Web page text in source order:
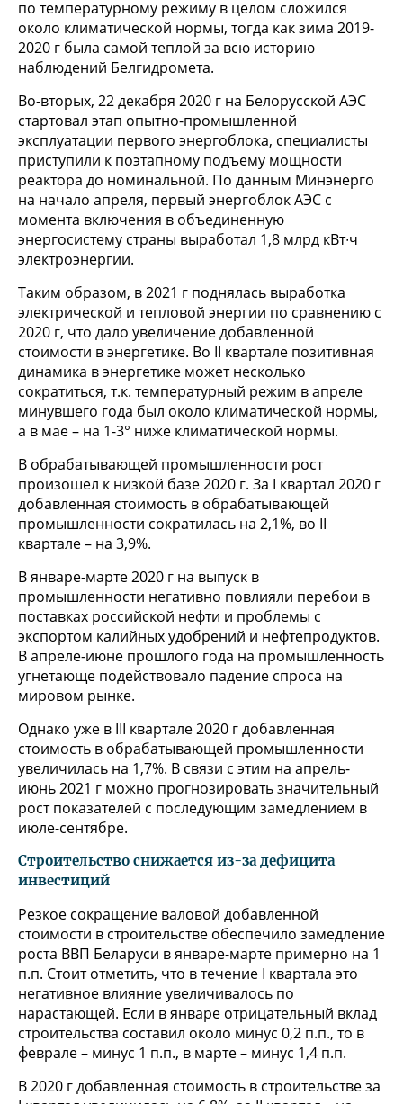
по температурному режиму в целом сложился
около климатической нормы, тогда как зима 2019-
2020 г была самой теплой за всю историю
наблюдений Белгидромета.
Во-вторых, 22 декабря 2020 г на Белорусской АЭС
стартовал этап опытно-промышленной
эксплуатации первого энергоблока, специалисты
приступили к поэтапному подъему мощности
реактора до номинальной. По данным Минэнерго
на начало апреля, первый энергоблок АЭС с
момента включения в объединенную
энергосистему страны выработал 1,8 млрд кВт∙ч
электроэнергии.
Таким образом, в 2021 г поднялась выработка
электрической и тепловой энергии по сравнению с
2020 г, что дало увеличение добавленной
стоимости в энергетике. Во II квартале позитивная
динамика в энергетике может несколько
сократиться, т.к. температурный режим в апреле
минувшего года был около климатической нормы,
а в мае – на 1-3° ниже климатической нормы.
В обрабатывающей промышленности рост
произошел к низкой базе 2020 г. За I квартал 2020 г
добавленная стоимость в обрабатывающей
промышленности сократилась на 2,1%, во II
квартале – на 3,9%.
В январе-марте 2020 г на выпуск в
промышленности негативно повлияли перебои в
поставках российской нефти и проблемы с
экспортом калийных удобрений и нефтепродуктов.
В апреле-июне прошлого года на промышленность
угнетающе подействовало падение спроса на
мировом рынке.
Однако уже в III квартале 2020 г добавленная
стоимость в обрабатывающей промышленности
увеличилась на 1,7%. В связи с этим на апрель-
июнь 2021 г можно прогнозировать значительный
рост показателей с последующим замедлением в
июле-сентябре.
Строительство снижается из-за дефицита
инвестиций
Резкое сокращение валовой добавленной
стоимости в строительстве обеспечило замедление
роста ВВП Беларуси в январе-марте примерно на 1
п.п. Стоит отметить, что в течение I квартала это
негативное влияние увеличивалось по
нарастающей. Если в январе отрицательный вклад
строительства составил около минус 0,2 п.п., то в
феврале – минус 1 п.п., в марте – минус 1,4 п.п.
В 2020 г добавленная стоимость в строительстве за